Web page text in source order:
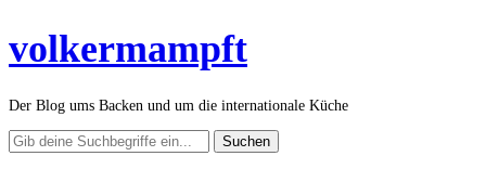
volkermampft
Der Blog ums Backen und um die internationale Küche